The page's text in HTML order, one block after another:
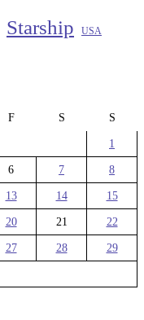
Starship USA
F S S
1
6 7 8
13 14 15
20 21 22
27 28 29